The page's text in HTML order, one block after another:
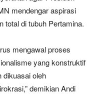
mendengar aspirasi
total di tubuh Pertamina.
mengawal proses
yang konstruktif
dikuasai oleh
demikian Andi